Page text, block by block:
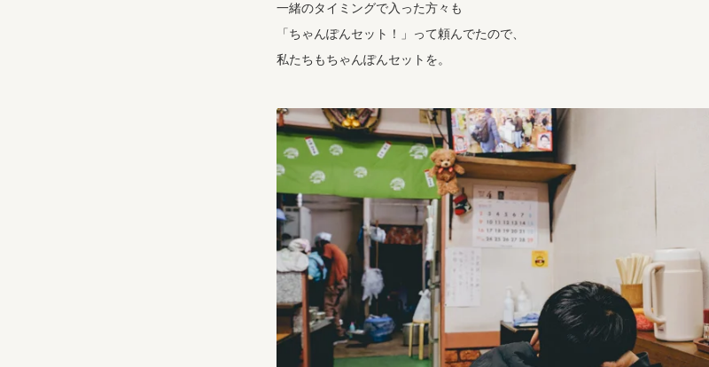
一緒のタイミングで入った方々も
「ちゃんぽんセット！」って頼んでたので、
私たちもちゃんぽんセットを。